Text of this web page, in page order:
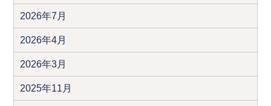
2026年7月
2026年4月
2026年3月
2025年11月